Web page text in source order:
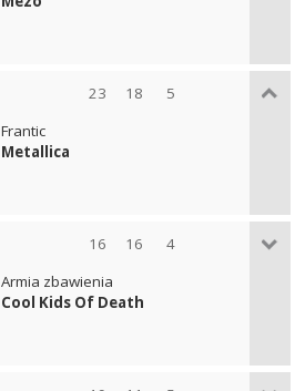
23 18 5
Frantic
Metallica
16 16 4
Armia zbawienia
Cool Kids Of Death